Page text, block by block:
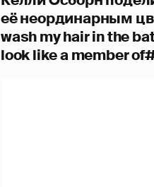
её неординарным
wash my hair in the
look like a member